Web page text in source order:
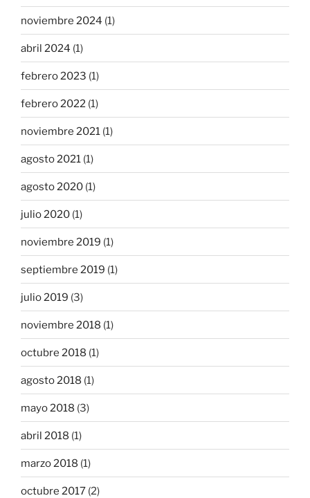
noviembre 2024 (1)
abril 2024 (1)
febrero 2023 (1)
febrero 2022 (1)
noviembre 2021 (1)
agosto 2021 (1)
agosto 2020 (1)
julio 2020 (1)
noviembre 2019 (1)
septiembre 2019 (1)
julio 2019 (3)
noviembre 2018 (1)
octubre 2018 (1)
agosto 2018 (1)
mayo 2018 (3)
abril 2018 (1)
marzo 2018 (1)
octubre 2017 (2)